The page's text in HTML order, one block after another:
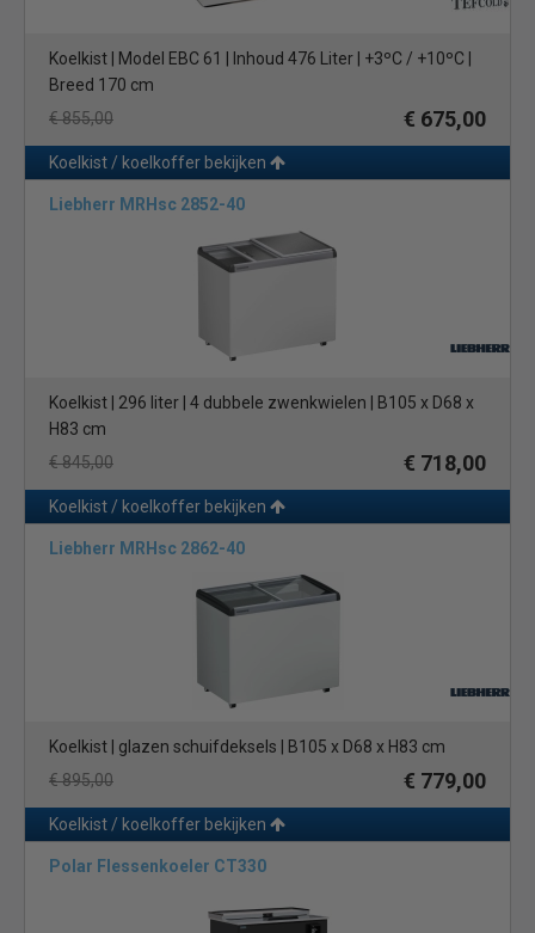
Koelkist | Model EBC 61 | Inhoud 476 Liter | +3ºC / +10ºC |
Breed 170 cm
€ 855,00
€ 675,00
Koelkist / koelkoffer bekijken
Liebherr MRHsc 2852-40
Koelkist | 296 liter | 4 dubbele zwenkwielen | B105 x D68 x
H83 cm
€ 845,00
€ 718,00
Koelkist / koelkoffer bekijken
Liebherr MRHsc 2862-40
Koelkist | glazen schuifdeksels | B105 x D68 x H83 cm
€ 895,00
€ 779,00
Koelkist / koelkoffer bekijken
Polar Flessenkoeler CT330